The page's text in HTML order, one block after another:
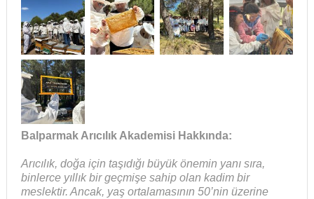
Balparmak Arıcılık Akademisi Hakkında:
Arıcılık, doğa için taşıdığı büyük önemin yanı sıra,
binlerce yıllık bir geçmişe sahip olan kadim bir
meslektir. Ancak, yaş ortalamasının 50’nin üzerine